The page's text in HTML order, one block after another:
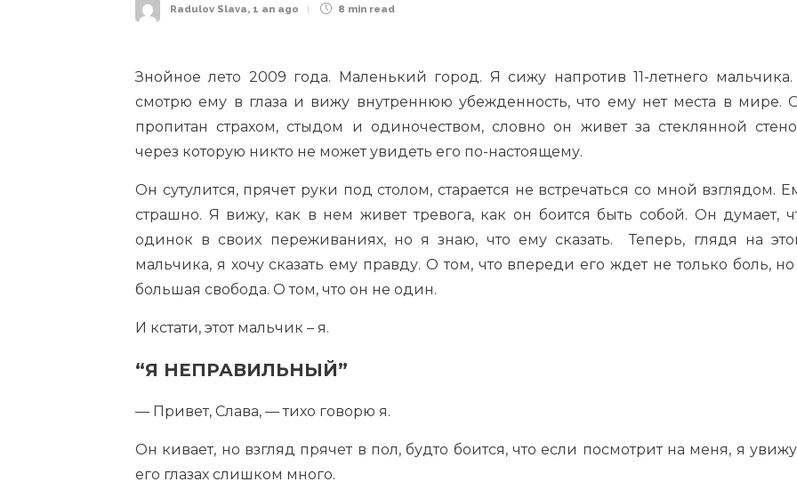
Radulov Slava, 1 an ago 8 min read
Знойное лето 2009 года. Маленький город. Я сижу напротив 11-летнего
смотрю ему в глаза и вижу внутреннюю убежденность, что ему нет места в мире.
пропитан страхом, стыдом и одиночеством, словно он живет за стеклянной
через которую никто не может увидеть его по-настоящему.
Он сутулится, прячет руки под столом, старается не встречаться со мной взглядом.
страшно. Я вижу, как в нем живет тревога, как он боится быть собой. Он думает,
одинок в своих переживаниях, но я знаю, что ему сказать. Теперь, глядя на
мальчика, я хочу сказать ему правду. О том, что впереди его ждет не только боль,
большая свобода. О том, что он не один.
И кстати, этот мальчик – я.
“Я НЕПРАВИЛЬНЫЙ”
— Привет, Слава, — тихо говорю я.
Он кивает, но взгляд прячет в пол, будто боится, что если посмотрит на меня, я
его глазах слишком много.